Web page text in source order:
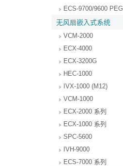
ECS-9700/9600 PEG
无风扇嵌入式系统
VCM-2000
ECX-4000
ECX-3200G
HEC-1000
IVX-1000 (M12)
VCM-1000
ECX-2000 系列
ECX-1000 系列
SPC-5600
IVH-9000
ECS-7000 系列